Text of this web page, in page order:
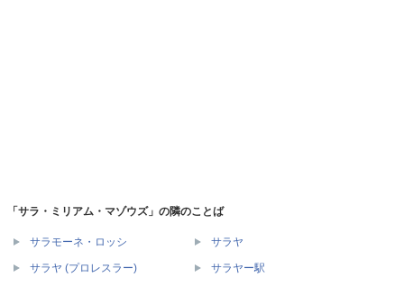
「サラ・ミリアム・マゾウズ」の隣のことば
サラモーネ・ロッシ サラヤ
サラヤ (プロレスラー) サラヤー駅